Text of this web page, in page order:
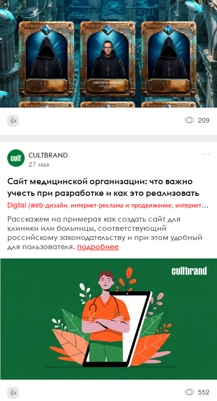
209
CULTBRAND
27 мая
Сайт медицинской организации: что важно
учесть при разработке и как это реализовать
Digital (web-дизайн, интернет-реклама и продвижение, интернет-сообщества и блоги, интернет-коммуникации, мобильный маркетинг, реклама на цифровых экранах)
Расскажем на примерах как создать сайт для
клиники или больницы, соответствующий
российскому законодательству и при этом удобный
для пользователя. подробнее
552